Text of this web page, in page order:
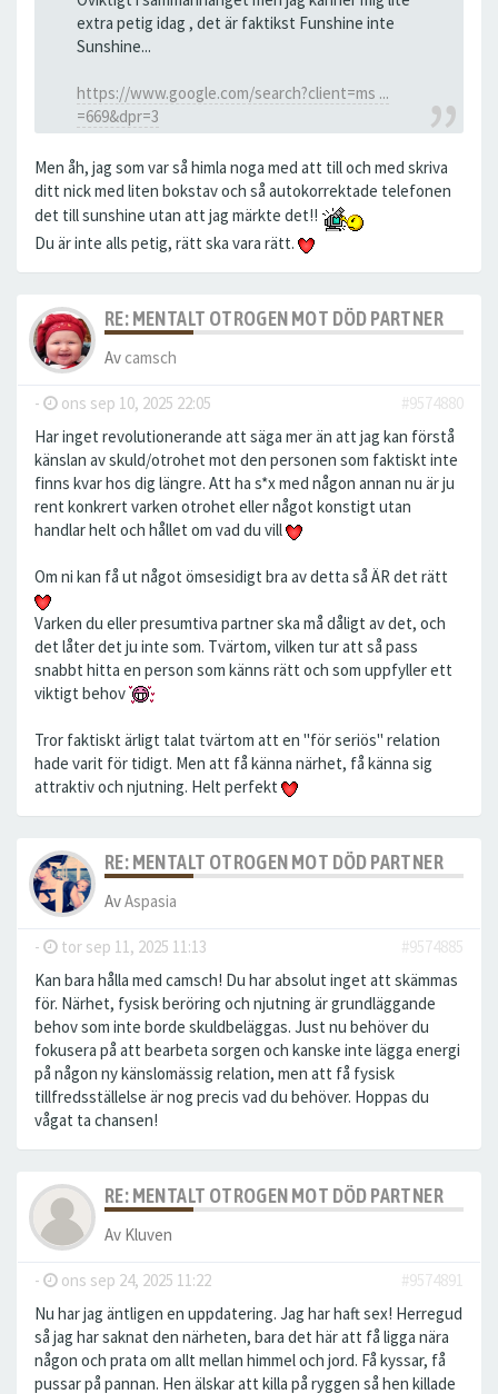
extra petig idag , det är faktikst Funshine inte
Sunshine...
https://www.google.com/search?client=ms ...
=669&dpr=3
Men åh, jag som var så himla noga med att till och med skriva
ditt nick med liten bokstav och så autokorrektade telefonen
det till sunshine utan att jag märkte det!!
Du är inte alls petig, rätt ska vara rätt.
RE: MENTALT OTROGEN MOT DÖD PARTNER
Av camsch
- ons sep 10, 2025 22:05
#9574880
Har inget revolutionerande att säga mer än att jag kan förstå
känslan av skuld/otrohet mot den personen som faktiskt inte
finns kvar hos dig längre. Att ha s*x med någon annan nu är ju
rent konkrert varken otrohet eller något konstigt utan
handlar helt och hållet om vad du vill
Om ni kan få ut något ömsesidigt bra av detta så ÄR det rätt
Varken du eller presumtiva partner ska må dåligt av det, och
det låter det ju inte som. Tvärtom, vilken tur att så pass
snabbt hitta en person som känns rätt och som uppfyller ett
viktigt behov
Tror faktiskt ärligt talat tvärtom att en "för seriös" relation
hade varit för tidigt. Men att få känna närhet, få känna sig
attraktiv och njutning. Helt perfekt
RE: MENTALT OTROGEN MOT DÖD PARTNER
AvAspasia
- tor sep 11, 2025 11:13
#9574885
Kan bara hålla med camsch! Du har absolut inget att skämmas
för. Närhet, fysisk beröring och njutning är grundläggande
behov som inte borde skuldbeläggas. Just nu behöver du
fokusera på att bearbeta sorgen och kanske inte lägga energi
på någon ny känslomässig relation, men att få fysisk
tillfredsställelse är nog precis vad du behöver. Hoppas du
vågat ta chansen!
RE: MENTALT OTROGEN MOT DÖD PARTNER
Av Kluven
- ons sep 24, 2025 11:22
#9574891
Nu har jag äntligen en uppdatering. Jag har haft sex! Herregud
så jag har saknat den närheten, bara det här att få ligga nära
någon och prata om allt mellan himmel och jord. Få kyssar, få
pussar på pannan. Hen älskar att killa på ryggen så hen killade